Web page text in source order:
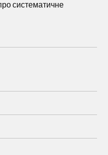
систематичне